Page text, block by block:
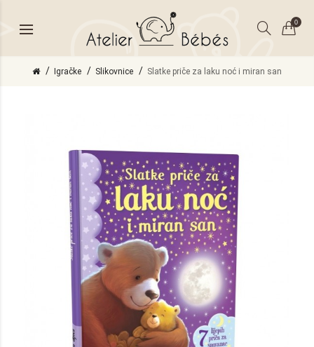
0
Igračke Slikovnice Slatke priče za laku noć i miran san